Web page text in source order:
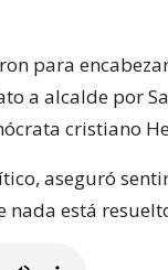
para
a alcalde por
cristiano
aseguró
nada está